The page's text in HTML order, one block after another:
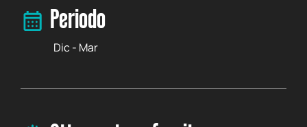
Periodo
Dic - Mar